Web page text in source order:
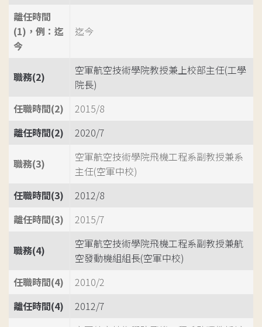
離任時間
(1)，例：迄
今
迄今
職務(2)
空軍航空技術學院教授兼上校部主任(工學
院長)
任職時間(2)
2015/8
離任時間(2)
2020/7
職務(3)
空軍航空技術學院飛機工程系副教授兼系
主任(空軍中校)
任職時間(3)
2012/8
離任時間(3)
2015/7
職務(4)
空軍航空技術學院飛機工程系副教授兼航
空發動機組組長(空軍中校)
任職時間(4)
2010/2
離任時間(4)
2012/7